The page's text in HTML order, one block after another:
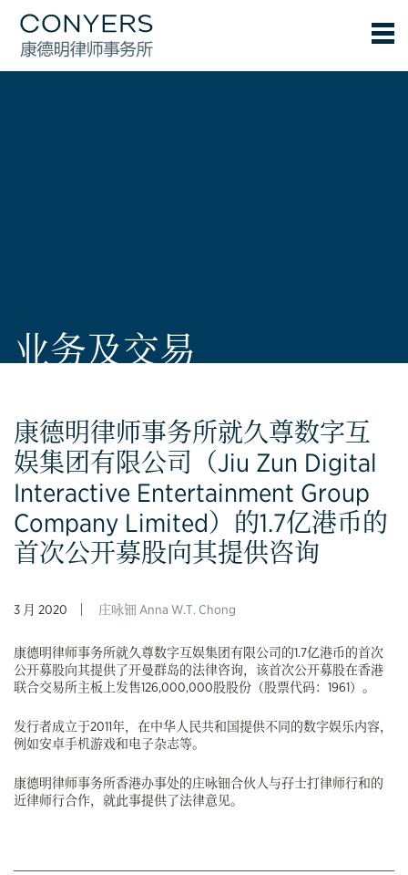
业务及交易
康德明律师事务所就久尊数字互
娱集团有限公司（Jiu Zun Digital
Interactive Entertainment Group
Company Limited）的1.7亿港币的
首次公开募股向其提供咨询
3 月 2020 庄咏钿 Anna W.T. Chong
康德明律师事务所就久尊数字互娱集团有限公司的1.7亿港币的首次
公开募股向其提供了开曼群岛的法律咨询，该首次公开募股在香港
联合交易所主板上发售126,000,000股股份（股票代码：1961）。
发行者成立于2011年，在中华人民共和国提供不同的数字娱乐内容，
例如安卓手机游戏和电子杂志等。
康德明律师事务所香港办事处的庄咏钿合伙人与孖士打律师行和的
近律师行合作，就此事提供了法律意见。